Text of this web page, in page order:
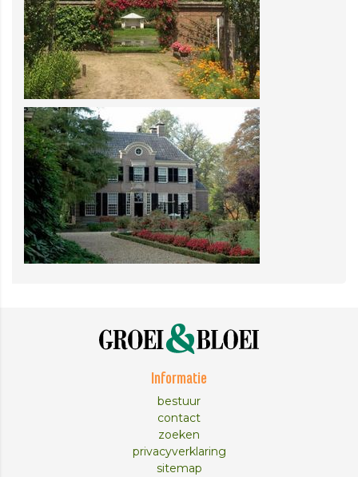
Informatie
bestuur
contact
zoeken
privacyverklaring
sitemap